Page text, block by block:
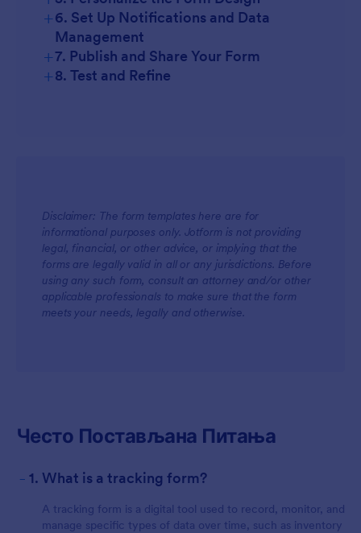
Basic Fields:
Specialized Fields:
+6. Set Up Notifications and Data
Management
+7. Publish and Share Your Form
+8. Test and Refine
Disclaimer: The form templates here are for
informational purposes only. Jotform is not providing
legal, financial, or other advice, or implying that the
forms are legally valid in all or any jurisdictions. Before
using any such form, consult an attorney and/or other
applicable professionals to make sure that the form
meets your needs, legally and otherwise.
Често Постављана Питања
- 1. What is a tracking form?
A tracking form is a digital tool used to record, monitor, and
manage specific types of data over time, such as inventory